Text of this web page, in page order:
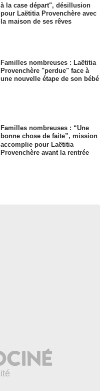
à la case départ", désillusion
pour Laëtitia Provenchère avec
la maison de ses rêves
Familles nombreuses : Laëtitia
Provenchère "perdue" face à
une nouvelle étape de son bébé
Familles nombreuses : “Une
bonne chose de faite”, mission
accomplie pour Laëtitia
Provenchère avant la rentrée